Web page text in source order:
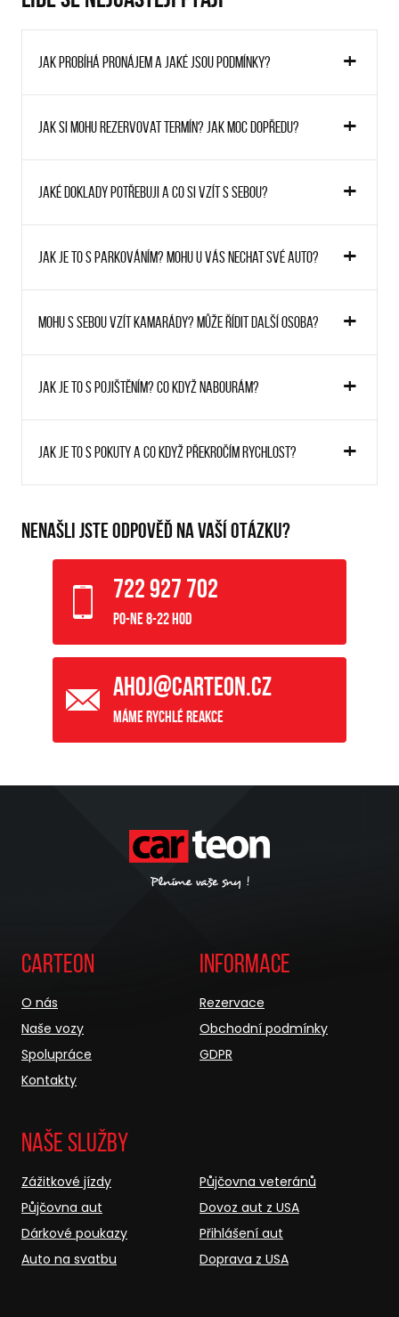
Jak probíhá pronájem a jaké jsou podmínky?
Jak si mohu rezervovat termín? Jak moc dopředu?
Jaké doklady potřebuji a co si vzít s sebou?
Jak je to s parkováním? Mohu u vás nechat své auto?
Mohu s sebou vzít kamarády? Může řídit další osoba?
Jak je to s pojištěním? Co když nabourám?
Jak je to s pokuty a co když překročím rychlost?
NENAŠLI JSTE ODPOVĚĎ NA VAŠÍ OTÁZKU?
722 927 702
Po-Ne 8-22 hod
ahoj@carteon.cz
Máme rychlé reakce
Carteon
O nás
Naše vozy
Spolupráce
Kontakty
Informace
Rezervace
Obchodní podmínky
GDPR
Naše služby
Zážitkové jízdy
Půjčovna aut
Dárkové poukazy
Auto na svatbu
Půjčovna veteránů
Dovoz aut z USA
Přihlášení aut
Doprava z USA